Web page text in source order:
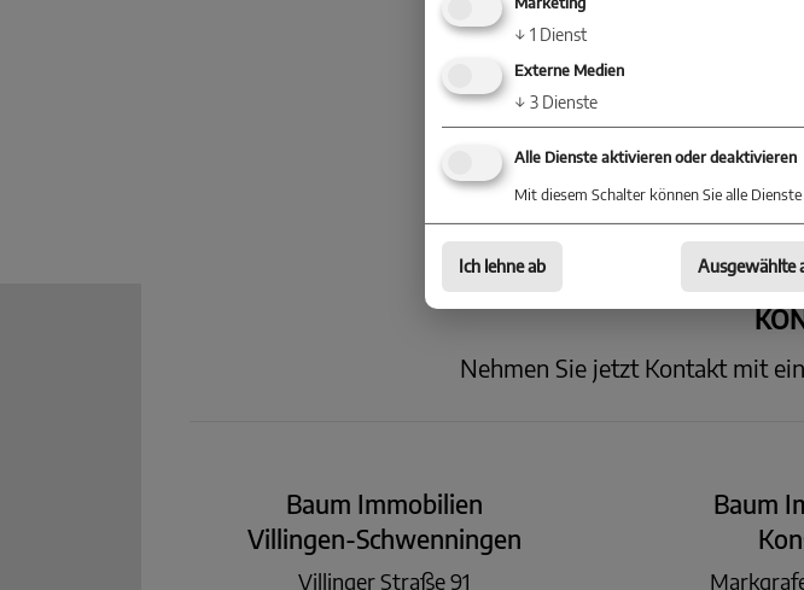
Nehmen Sie jetzt Kontakt mit
Baum Immobilien
Villingen-Schwenningen
Villinger Straße 91
Baum
↓ 1 Dienst
Externe Medien
↓ 3 Dienste
Alle Dienste aktivieren oder deaktivieren
Mit diesem Schalter können Sie alle
Ich lehne ab Ausgewählte